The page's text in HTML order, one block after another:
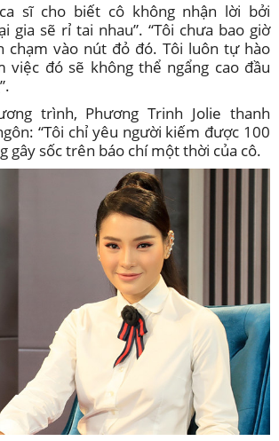
sĩ cho biết cô không nhận lời bởi
gia sẽ rỉ tai nhau”. “Tôi chưa bao giờ
chạm vào nút đỏ đó. Tôi luôn tự hào
việc đó sẽ không thể ngẩng cao đầu
trình, Phương Trinh Jolie thanh
“Tôi chỉ yêu người kiếm được 100
gây sốc trên báo chí một thời của cô.